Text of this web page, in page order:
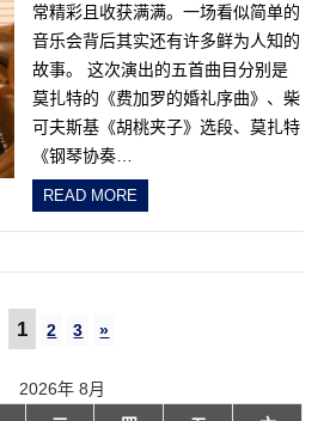
常精彩且收获满满。一场看似简单的
音乐会背后其实还有许多鲜为人知的
故事。 这次演出的五首曲目分别是
莫扎特的《费加罗的婚礼序曲》、柴
可夫斯基《胡桃夹子》选段、莫扎特
《钢琴协奏…
READ MORE
1 2 3 »
2026年 8月